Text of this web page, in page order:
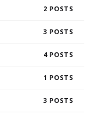
2
3
4
1
3